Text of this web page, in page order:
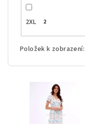
2XL 2
Položek k zobrazení: